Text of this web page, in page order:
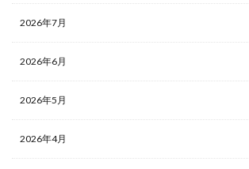
2026年7月
2026年6月
2026年5月
2026年4月